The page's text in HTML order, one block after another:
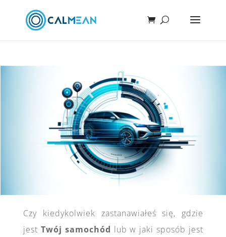
Czy kiedykolwiek zastanawiałeś się, gdzie
jest Twój samochód lub w jaki sposób jest